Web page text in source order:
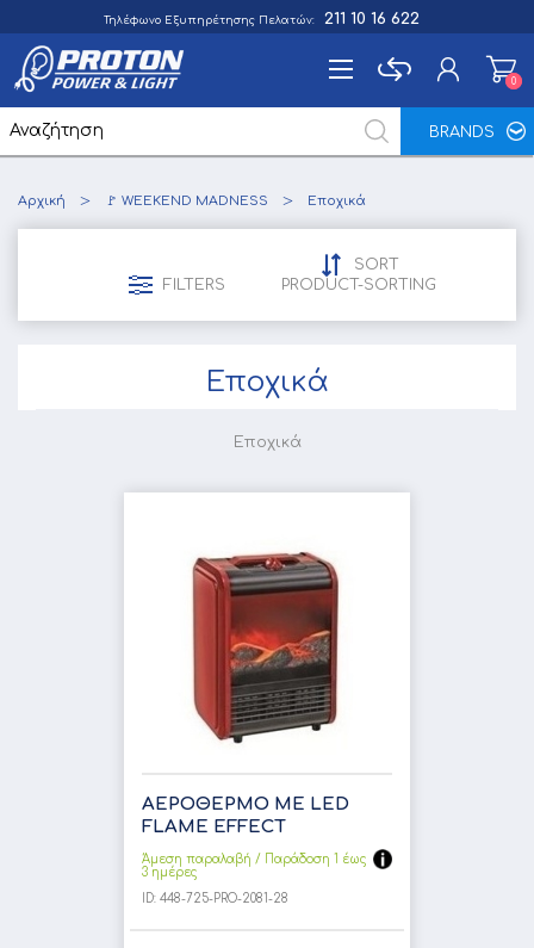
Τηλέφωνο Εξυπηρέτησης Πελατών: 211 10 16 622
BRANDS
Σύνδεση
00
Αρχική 🚩 WEEKEND MADNESS Εποχικά
FILTERS
SORT
PRODUCT-SORTING
Εποχικά
Εποχικά
ΑΕΡΟΘΕΡΜΟ ΜΕ LED
FLAME EFFECT
Άμεση παραλαβή / Παράδoση 1 έως
3 ημέρες
ID: 448-725-PRO-2081-28